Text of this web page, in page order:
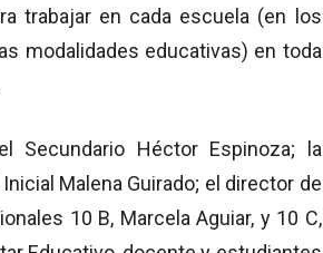
trabajar en cada escuela (en los
modalidades educativas) en toda
Secundario Héctor Espinoza; la
Malena Guirado; el director de
10 B, Marcela Aguiar, y 10 C,